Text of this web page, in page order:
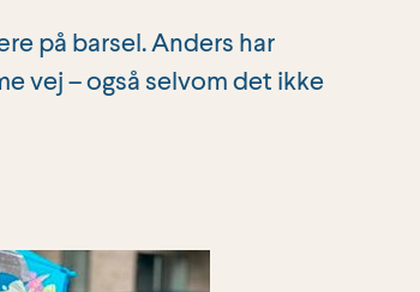
på barsel. Anders har
vej – også selvom det ikke